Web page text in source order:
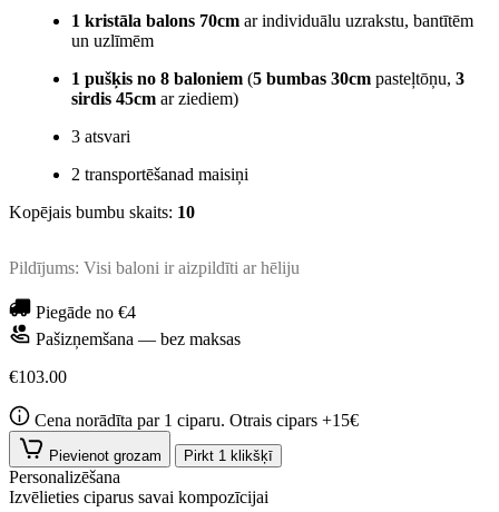
1 kristāla balons 70cm ar individuālu uzrakstu, bantītēm
un uzlīmēm
1 pušķis no 8 baloniem (5 bumbas 30cm pasteļtōņu, 3
sirdis 45cm ar ziediem)
3 atsvari
2 transportēšanad maisiņi
Kopējais bumbu skaits: 10
Pildījums: Visi baloni ir aizpildīti ar hēliju
Piegāde no €4
Pašizņemšana — bez maksas
€103.00
Cena norādīta par 1 ciparu. Otrais cipars +15€
Pievienot grozam Pirkt 1 klikšķī
Personalizēšana
Izvēlieties ciparus savai kompozīcijai